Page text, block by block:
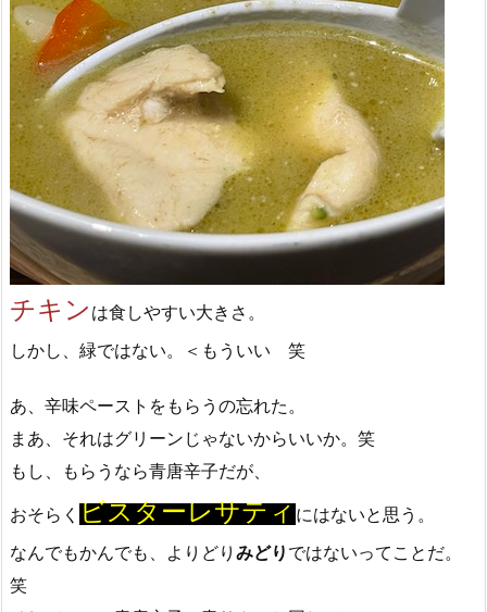
チキン は食しやすい大きさ。
しかし、緑ではない。＜もういい 笑
あ、辛味ペーストをもらうの忘れた。
まあ、それはグリーンじゃないからいいか。笑
もし、もらうなら青唐辛子だが、
おそらく ビスターレサティにはないと思う。
なんでもかんでも、よりどり みどり ではないってことだ。
笑